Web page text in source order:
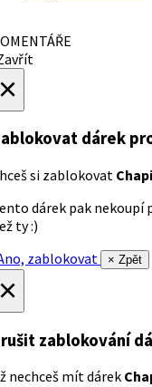
dárek
si zablokovat
dárek pak nekoupí
ty :)
zablokovat
× Zpět
zablokování
nechceš mít dárek